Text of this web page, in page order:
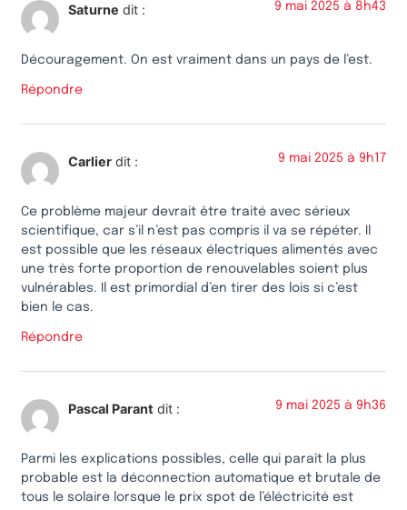
Saturne dit : 9 mai 2025 à 8h43
Découragement. On est vraiment dans un pays de l’est.
Répondre
Carlier dit : 9 mai 2025 à 9h17
Ce problème majeur devrait être traité avec sérieux
scientifique, car s’il n’est pas compris il va se répéter. Il
est possible que les réseaux électriques alimentés avec
une très forte proportion de renouvelables soient plus
vulnérables. Il est primordial d’en tirer des lois si c’est
bien le cas.
Répondre
Pascal Parant dit : 9 mai 2025 à 9h36
Parmi les explications possibles, celle qui paraît la plus
probable est la déconnection automatique et brutale de
tous le solaire lorsque le prix spot de l’éléctricité est